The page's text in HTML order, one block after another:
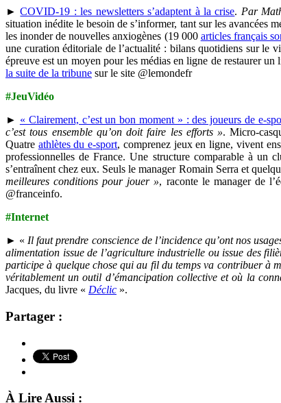
►COVID-19 : les newsletters s’adaptent à la crise. Par
situation inédite le besoin de s’informer, tant sur les avancées
les inonder de nouvelles anxiogènes (19 000 articles français
une curation éditoriale de l’actualité : bilans quotidiens sur le
épreuve est un moyen pour les médias en ligne de restaurer un
la suite de la tribune sur le site @lemondefr
#JeuVidéo
► « Clairement, c’est un bon moment » : des joueurs de e-
c’est tous ensemble qu’on doit faire les efforts ». Micro-
Quatre athlètes du e-sport, comprenez jeux en ligne, vivent
professionnelles de France. Une structure comparable à un
s’entraînent chez eux. Seuls le manager Romain Serra et
meilleures conditions pour jouer », raconte le manager de
@franceinfo.
#Internet
► « Il faut prendre conscience de l’incidence qu’ont nos
alimentation issue de l’agriculture industrielle ou issue des
participe à quelque chose qui au fil du temps va contribuer à
véritablement un outil d’émancipation collective et où la
Jacques, du livre « Déclic ».
Partager :
À Lire Aussi :